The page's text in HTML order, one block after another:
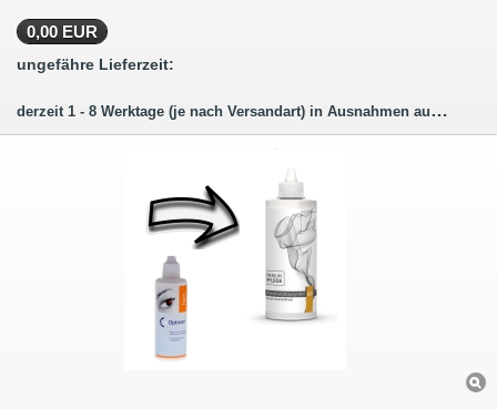
0,00 EUR
ungefähre Lieferzeit:
derzeit 1 - 8 Werktage (je nach Versandart) in Ausnahmen auch länger.